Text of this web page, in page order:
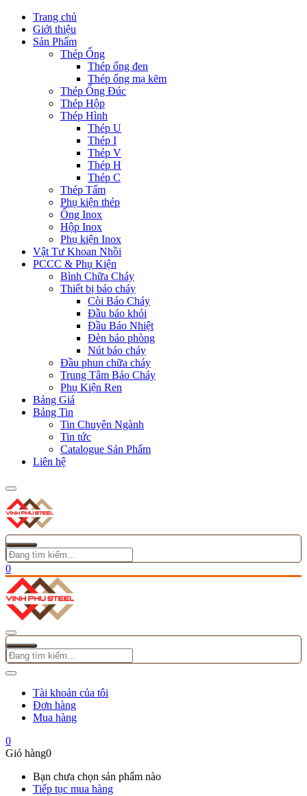
Trang chủ
Giới thiệu
Sản Phẩm
Thép Ống
Thép ống đen
Thép ống mạ kẽm
Thép Ống Đúc
Thép Hộp
Thép Hình
Thép U
Thép I
Thép V
Thép H
Thép C
Thép Tấm
Phụ kiện thép
Ống Inox
Hộp Inox
Phụ kiện Inox
Vật Tư Khoan Nhồi
PCCC & Phụ Kiện
Bình Chữa Cháy
Thiết bị báo cháy
Còi Báo Cháy
Đầu báo khói
Đầu Báo Nhiệt
Đèn báo phòng
Nút báo cháy
Đầu phun chữa cháy
Trung Tâm Báo Cháy
Phụ Kiện Ren
Bảng Giá
Bảng Tin
Tin Chuyên Ngành
Tin tức
Catalogue Sản Phẩm
Liên hệ
0
Tài khoản của tôi
Đơn hàng
Mua hàng
0
Giỏ hàng0
Bạn chưa chọn sản phẩm nào
Tiếp tục mua hàng